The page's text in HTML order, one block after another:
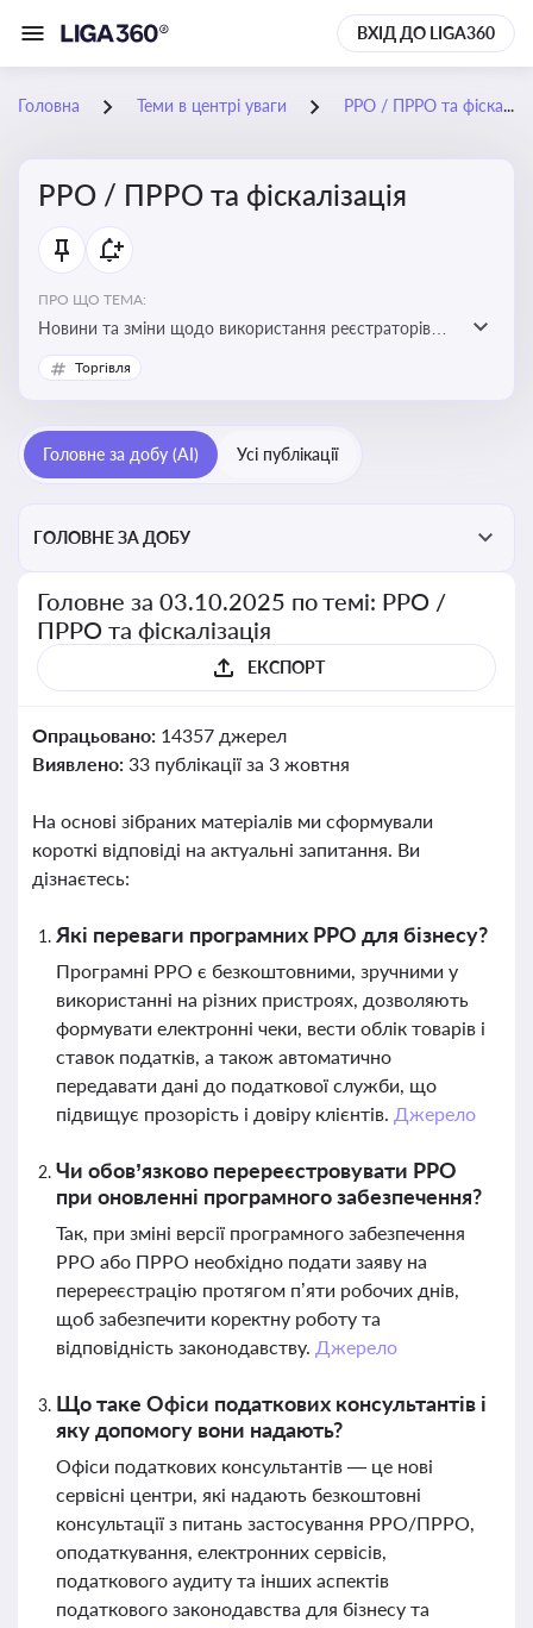
ВХІД ДО LIGA360
Головна Теми в центрі уваги РРО / ПРРО та фіскалізація
РРО / ПРРО та фіскалізація
ПРО ЩО ТЕМА:
Новини та зміни щодо використання реєстраторів
розрахункових операцій, аналіз законодавства про
РРО, позиції ДПС та судів щодо РРО
Торгівля
Головне за добу (AI) Усі публікації
ГОЛОВНЕ ЗА ДОБУ
Головне за 03.10.2025 по темі: РРО /
ПРРО та фіскалізація
ЕКСПОРТ
Опрацьовано: 14357 джерел
Виявлено: 33 публікації за 3 жовтня
На основі зібраних матеріалів ми сформували
короткі відповіді на актуальні запитання. Ви
дізнаєтесь:
Які переваги програмних РРО для бізнесу?
Програмні РРО є безкоштовними, зручними у
використанні на різних пристроях, дозволяють
формувати електронні чеки, вести облік товарів і
ставок податків, а також автоматично
передавати дані до податкової служби, що
підвищує прозорість і довіру клієнтів. Джерело
Чи обов’язково перереєстровувати РРО
при оновленні програмного забезпечення?
Так, при зміні версії програмного забезпечення
РРО або ПРРО необхідно подати заяву на
перереєстрацію протягом п’яти робочих днів,
щоб забезпечити коректну роботу та
відповідність законодавству. Джерело
Що таке Офіси податкових консультантів і
яку допомогу вони надають?
Офіси податкових консультантів — це нові
сервісні центри, які надають безкоштовні
консультації з питань застосування РРО/ПРРО,
оподаткування, електронних сервісів,
податкового аудиту та інших аспектів
податкового законодавства для бізнесу та